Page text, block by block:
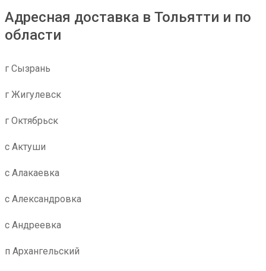
Адресная доставка в Тольятти и по
области
г Сызрань
г Жигулевск
г Октябрьск
с Актуши
с Алакаевка
с Александровка
с Андреевка
п Архангельский